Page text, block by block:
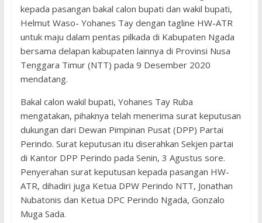
kepada pasangan bakal calon bupati dan wakil bupati,
Helmut Waso- Yohanes Tay dengan tagline HW-ATR
untuk maju dalam pentas pilkada di Kabupaten Ngada
bersama delapan kabupaten lainnya di Provinsi Nusa
Tenggara Timur (NTT) pada 9 Desember 2020
mendatang.
Bakal calon wakil bupati, Yohanes Tay Ruba
mengatakan, pihaknya telah menerima surat keputusan
dukungan dari Dewan Pimpinan Pusat (DPP) Partai
Perindo. Surat keputusan itu diserahkan Sekjen partai
di Kantor DPP Perindo pada Senin, 3 Agustus sore.
Penyerahan surat keputusan kepada pasangan HW-
ATR, dihadiri juga Ketua DPW Perindo NTT, Jonathan
Nubatonis dan Ketua DPC Perindo Ngada, Gonzalo
Muga Sada.